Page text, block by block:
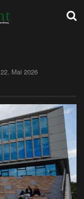
22. Mai 2026